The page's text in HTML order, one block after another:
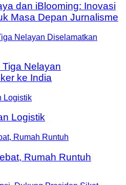
dan iBlooming: Inovasi
Masa Depan Jurnalisme
Nelayan
ke India
Logistik
Rumah Runtuh